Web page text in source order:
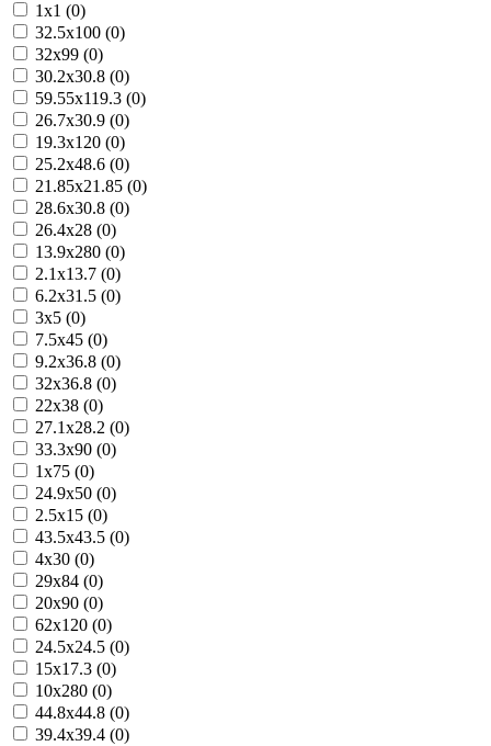
1x1 (0)
32.5x100 (0)
32x99 (0)
30.2x30.8 (0)
59.55x119.3 (0)
26.7x30.9 (0)
19.3x120 (0)
25.2x48.6 (0)
21.85x21.85 (0)
28.6x30.8 (0)
26.4x28 (0)
13.9x280 (0)
2.1x13.7 (0)
6.2x31.5 (0)
3x5 (0)
7.5x45 (0)
9.2x36.8 (0)
32x36.8 (0)
22x38 (0)
27.1x28.2 (0)
33.3x90 (0)
1x75 (0)
24.9x50 (0)
2.5x15 (0)
43.5x43.5 (0)
4x30 (0)
29x84 (0)
20x90 (0)
62x120 (0)
24.5x24.5 (0)
15x17.3 (0)
10x280 (0)
44.8x44.8 (0)
39.4x39.4 (0)